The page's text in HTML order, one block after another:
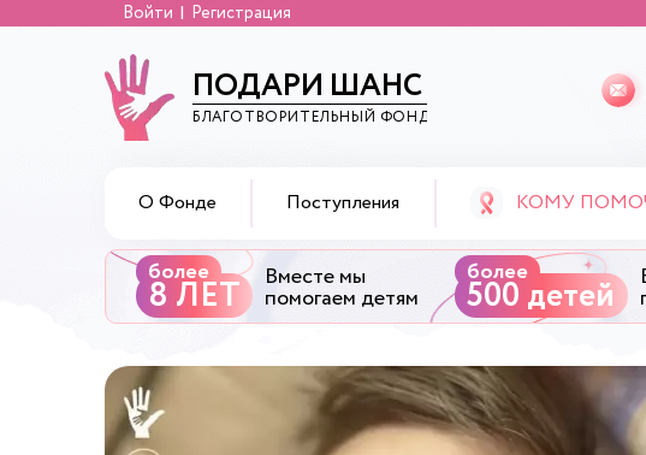
Войти Регистрация
ПОДАРИ ШАНС
БЛАГОТВОРИТЕЛЬНЫЙ ФОНД
О Фонде Поступления КОМУ
более
8 ЛЕТ Вместе мы
помогаем детям
более
500 детей